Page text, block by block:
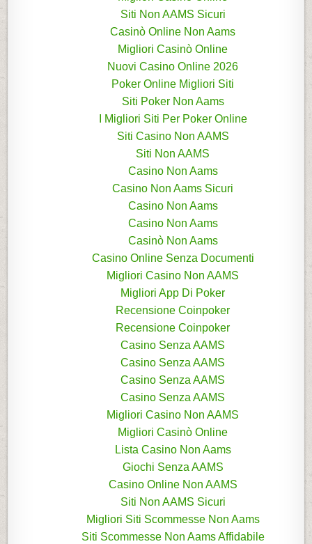
Siti Non AAMS Sicuri
Casinò Online Non Aams
Migliori Casinò Online
Nuovi Casino Online 2026
Poker Online Migliori Siti
Siti Poker Non Aams
I Migliori Siti Per Poker Online
Siti Casino Non AAMS
Siti Non AAMS
Casino Non Aams
Casino Non Aams Sicuri
Casino Non Aams
Casino Non Aams
Casinò Non Aams
Casino Online Senza Documenti
Migliori Casino Non AAMS
Migliori App Di Poker
Recensione Coinpoker
Recensione Coinpoker
Casino Senza AAMS
Casino Senza AAMS
Casino Senza AAMS
Casino Senza AAMS
Migliori Casino Non AAMS
Migliori Casinò Online
Lista Casino Non Aams
Giochi Senza AAMS
Casino Online Non AAMS
Siti Non AAMS Sicuri
Migliori Siti Scommesse Non Aams
Siti Scommesse Non Aams Affidabile